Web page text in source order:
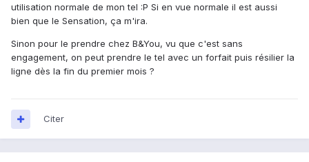
utilisation normale de mon tel :P Si en vue normale il est aussi
bien que le Sensation, ça m'ira.
Sinon pour le prendre chez B&You, vu que c'est sans
engagement, on peut prendre le tel avec un forfait puis résilier la
ligne dès la fin du premier mois ?
Citer